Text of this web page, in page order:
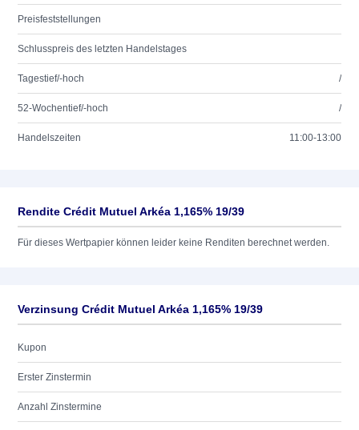
Preisfeststellungen
Schlusspreis des letzten Handelstages
Tagestief/-hoch /
52-Wochentief/-hoch /
Handelszeiten 11:00-13:00
Rendite Crédit Mutuel Arkéa 1,165% 19/39
Für dieses Wertpapier können leider keine Renditen berechnet werden.
Verzinsung Crédit Mutuel Arkéa 1,165% 19/39
Kupon
Erster Zinstermin
Anzahl Zinstermine